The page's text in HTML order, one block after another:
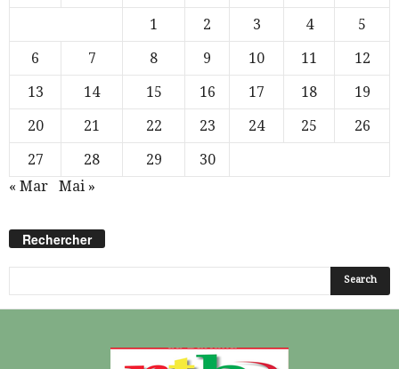
1 2 3 4
5
6
7 8 9 10 11
12
13
14 15 16 17 18
19
20
21 22 23 24 25
26
27
28 29
30
« Mar
Mai »
Rechercher